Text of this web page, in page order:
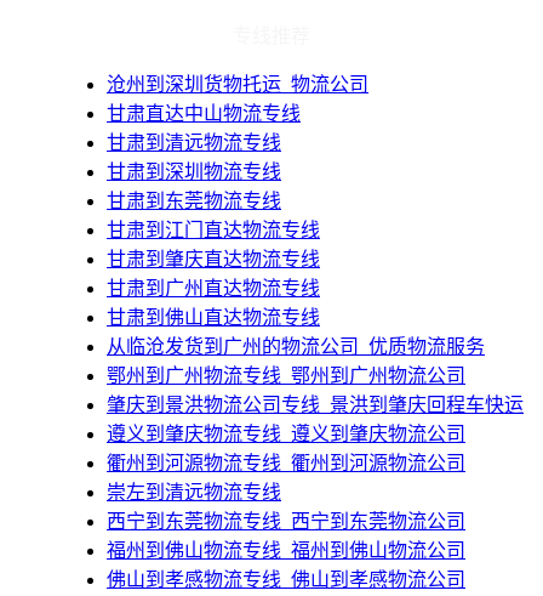
​沧州到深圳货物托运_物流公司
甘肃直达中山物流专线
甘肃到清远物流专线
甘肃到深圳物流专线
甘肃到东莞物流专线
甘肃到江门直达物流专线
甘肃到肇庆直达物流专线
甘肃到广州直达物流专线
甘肃到佛山直达物流专线
​从临沧发货到广州的物流公司_优质物流服务
​鄂州到广州物流专线_鄂州到广州物流公司
​肇庆到景洪物流公司专线_景洪到肇庆回程车快运
​遵义到肇庆物流专线_遵义到肇庆物流公司
​衢州到河源物流专线_衢州到河源物流公司
崇左到清远物流专线
​西宁到东莞物流专线_西宁到东莞物流公司
​福州到佛山物流专线_福州到佛山物流公司
佛山到孝感物流专线_佛山到孝感物流公司